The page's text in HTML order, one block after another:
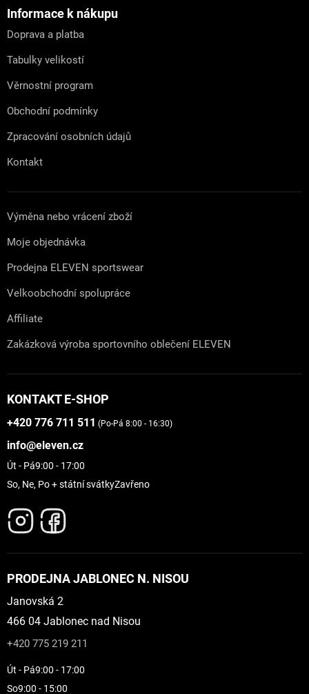
Informace k nákupu
Doprava a platba
Tabulky velikostí
Věrnostní program
Obchodní podmínky
Zpracování osobních údajů
Kontakt
Výměna nebo vrácení zboží
Moje objednávka
Prodejna ELEVEN sportswear
Velkoobchodní spolupráce
Affiliate
Zakázková výroba sportovního oblečení ELEVEN
KONTAKT E-SHOP
+420 776 711 511 (Po-Pá 8:00 - 16:30)
info@eleven.cz
Út - Pá9:00 - 17:00
So, Ne, Po + státní svátkyZavřeno
PRODEJNA JABLONEC N. NISOU
Janovská 2
466 04 Jablonec nad Nisou
+420 775 219 211
Út - Pá9:00 - 17:00
So9:00 - 15:00